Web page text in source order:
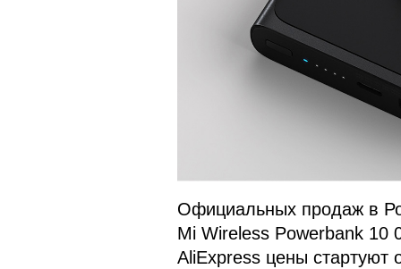
Официальных продаж в
Mi Wireless Powerbank 10
AliExpress цены стартуют